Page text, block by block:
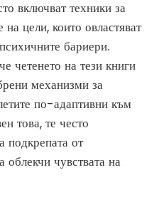
включват техники за
цели, които овластяват
бариери.
четенето на тези книги
механизми за
по-адаптивни към
това, те често
подкрепата от
чувствата на